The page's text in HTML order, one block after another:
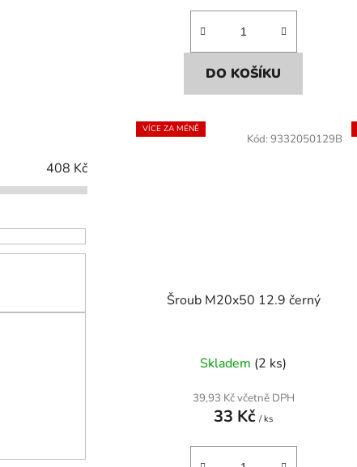
408 Kč
DO KOŠÍKU
VÍCE ZA MÉNĚ
Šroub M20x50 12.9 černý
Skladem (2 ks)
39,93 Kč včetně DPH
33 Kč/ ks
Kód: 9332050129B